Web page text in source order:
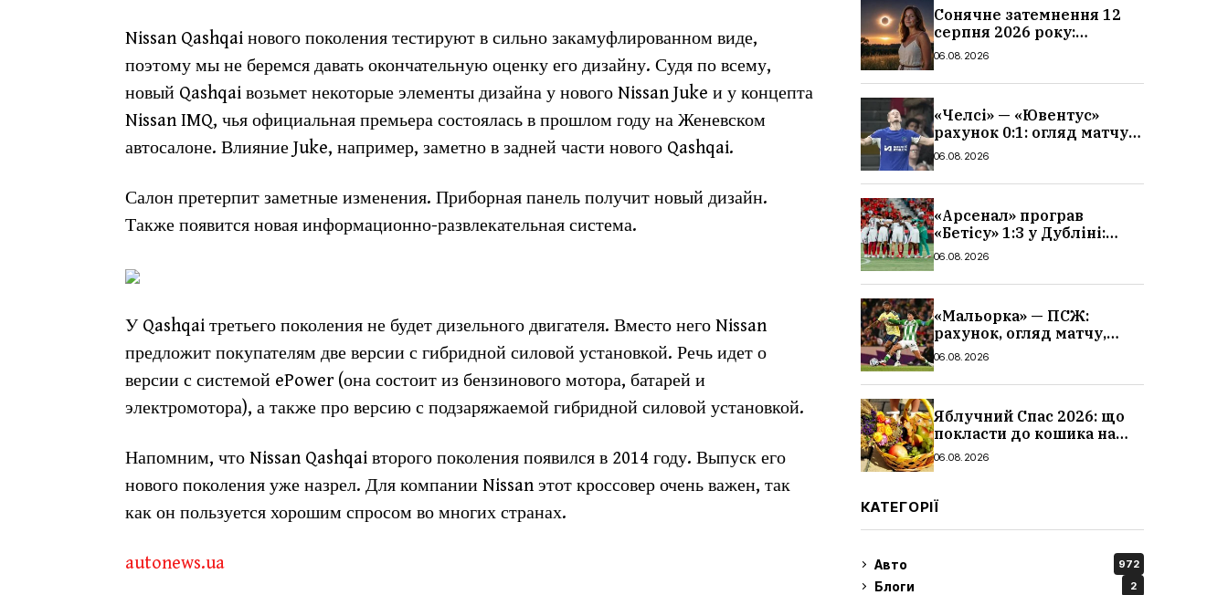
Nissan Qashqai нового поколения тестируют в сильно закамуфлированном виде,
поэтому мы не беремся давать окончательную оценку его дизайну. Судя по всему,
новый Qashqai возьмет некоторые элементы дизайна у нового Nissan Juke и у концепта
Nissan IMQ, чья официальная премьера состоялась в прошлом году на Женевском
автосалоне. Влияние Juke, например, заметно в задней части нового Qashqai.
Салон претерпит заметные изменения. Приборная панель получит новый дизайн.
Также появится новая информационно-развлекательная система.
У Qashqai третьего поколения не будет дизельного двигателя. Вместо него Nissan
предложит покупателям две версии с гибридной силовой установкой. Речь идет о
версии с системой ePower (она состоит из бензинового мотора, батарей и
электромотора), а также про версию с подзаряжаемой гибридной силовой установкой.
Напомним, что Nissan Qashqai второго поколения появился в 2014 году. Выпуск его
нового поколения уже назрел. Для компании Nissan этот кроссовер очень важен, так
как он пользуется хорошим спросом во многих странах.
autonews.ua
Сонячне затемнення 12
серпня 2026 року:
гороскоп, кому із знаків
06.08.2026
«Челсі» — «Ювентус»
рахунок 0:1: огляд матчу
та вихід Мудрика
06.08.2026
«Арсенал» програв
«Бетісу» 1:3 у Дубліні:
огляд матчу та всі голи
06.08.2026
«Мальорка» — ПСЖ:
рахунок, огляд матчу,
голи та склад парижан
06.08.2026
Яблучний Спас 2026: що
покласти до кошика на
освячення, які фрукти,
06.08.2026
КАТЕГОРІЇ
Авто 972
Блоги 2